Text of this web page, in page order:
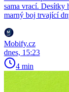
sama vrací. Desítky
marný boj trvající
Mobify.cz
dnes, 15:23
4 min